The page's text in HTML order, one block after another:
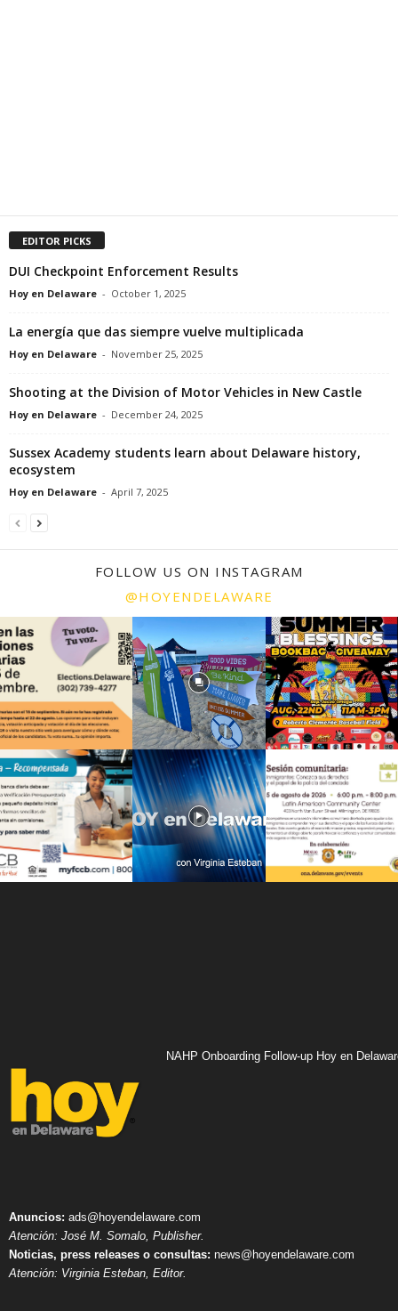
EDITOR PICKS
DUI Checkpoint Enforcement Results
Hoy en Delaware - October 1, 2025
La energía que das siempre vuelve multiplicada
Hoy en Delaware - November 25, 2025
Shooting at the Division of Motor Vehicles in New Castle
Hoy en Delaware - December 24, 2025
Sussex Academy students learn about Delaware history,
ecosystem
Hoy en Delaware - April 7, 2025
FOLLOW US ON INSTAGRAM
@HOYENDELAWARE
NAHP Onboarding Follow-up Hoy en
Anuncios: ads@hoyendelaware.com
Atención: José M. Somalo, Publisher.
Noticias, press releases o consultas: news@hoyendelaware.com
Atención: Virginia Esteban, Editor.